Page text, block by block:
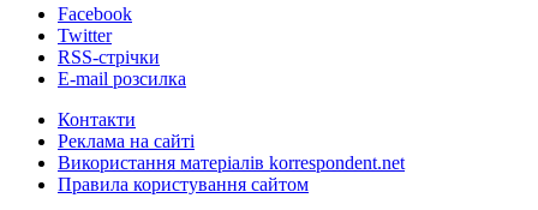
Facebook
Twitter
RSS-стрічки
E-mail розсилка
Контакти
Реклама на сайті
Використання матеріалів korrespondent.net
Правила користування сайтом